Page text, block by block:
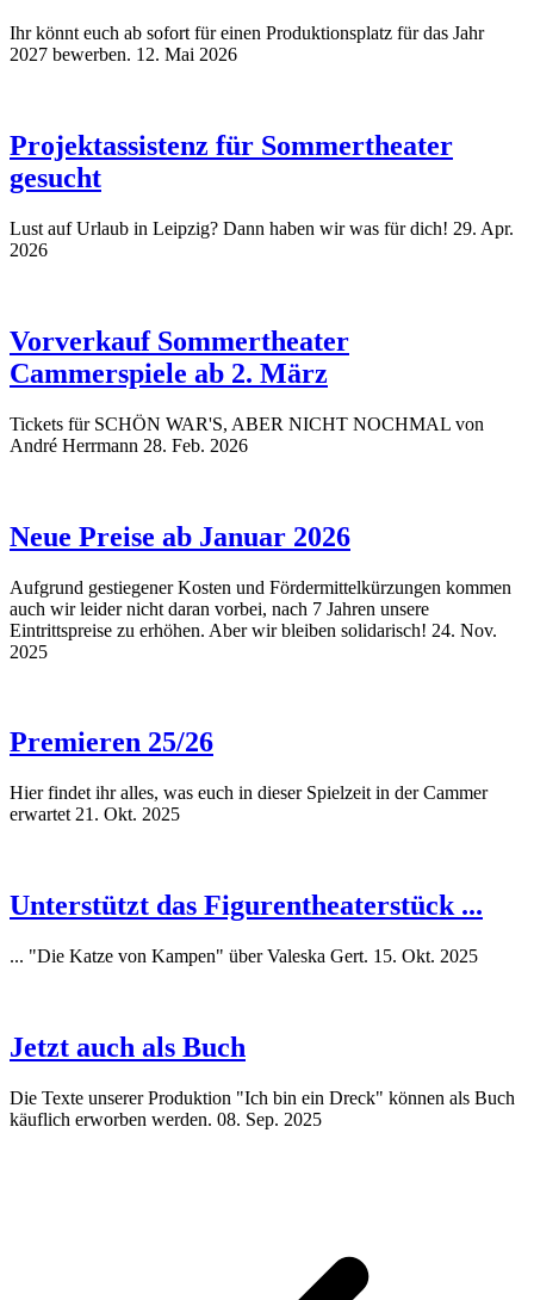
Ihr könnt euch ab sofort für einen Produktionsplatz für das Jahr
2027 bewerben. 12. Mai 2026
Projektassistenz für Sommertheater
gesucht
Lust auf Urlaub in Leipzig? Dann haben wir was für dich! 29. Apr.
2026
Vorverkauf Sommertheater
Cammerspiele ab 2. März
Tickets für SCHÖN WAR'S, ABER NICHT NOCHMAL von
André Herrmann 28. Feb. 2026
Neue Preise ab Januar 2026
Aufgrund gestiegener Kosten und Fördermittelkürzungen kommen
auch wir leider nicht daran vorbei, nach 7 Jahren unsere
Eintrittspreise zu erhöhen. Aber wir bleiben solidarisch! 24. Nov.
2025
Premieren 25/26
Hier findet ihr alles, was euch in dieser Spielzeit in der Cammer
erwartet 21. Okt. 2025
Unterstützt das Figurentheaterstück ...
... "Die Katze von Kampen" über Valeska Gert. 15. Okt. 2025
Jetzt auch als Buch
Die Texte unserer Produktion "Ich bin ein Dreck" können als Buch
käuflich erworben werden. 08. Sep. 2025